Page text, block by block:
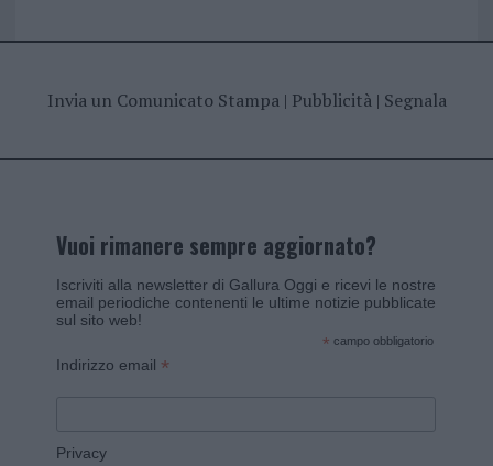
Invia un Comunicato Stampa| Pubblicità| Segnala
Vuoi rimanere sempre aggiornato?
Iscriviti alla newsletter di Gallura Oggi e ricevi le nostre
email periodiche contenenti le ultime notizie pubblicate
sul sito web!
* campo obbligatorio
Indirizzo email *
Privacy